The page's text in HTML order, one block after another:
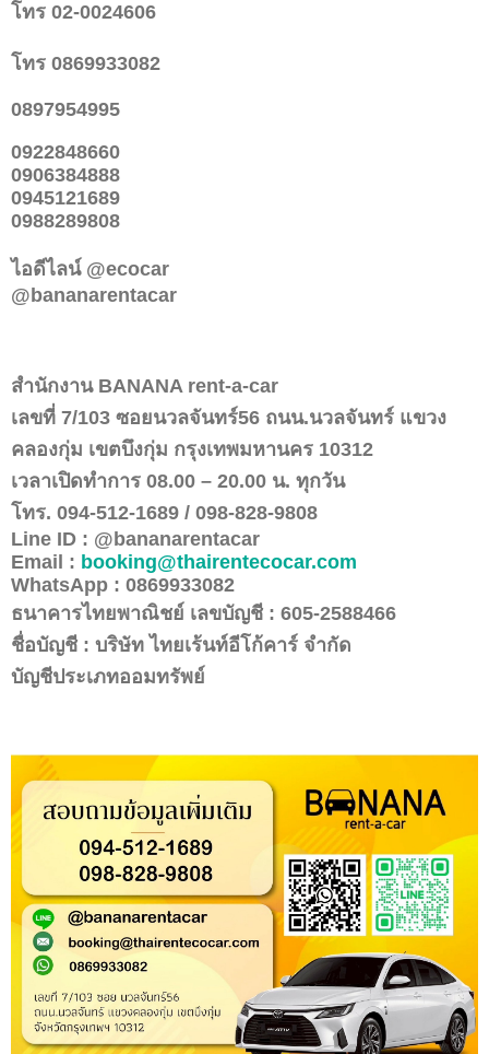
โทร 02-0024606
โทร 0869933082
0897954995
0922848660
0906384888
0945121689
0988289808
ไอดีไลน์ @ecocar
@bananarentacar
สำนักงาน BANANA rent-a-car
เลขที่ 7/103 ซอยนวลจันทร์56 ถนน.นวลจันทร์ แขวง
คลองกุ่ม เขตบึงกุ่ม กรุงเทพมหานคร 10312
เวลาเปิดทำการ 08.00 – 20.00 น. ทุกวัน
โทร. 094-512-1689 / 098-828-9808
Line ID : @bananarentacar
Email : booking@thairentecocar.com
WhatsApp : 0869933082
ธนาคารไทยพาณิชย์ เลขบัญชี : 605-2588466
ชื่อบัญชี : บริษัท ไทยเร้นท์อีโก้คาร์ จำกัด
บัญชีประเภทออมทรัพย์